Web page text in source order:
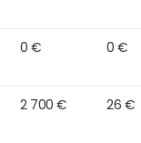
0 € 0 €
2 700 € 26 €